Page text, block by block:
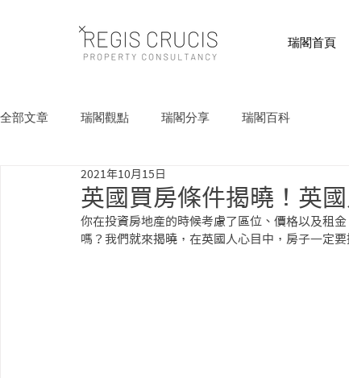
瑞閣首頁
全部文章 瑞閣觀點 瑞閣分享 瑞閣百科
英國買房條件揭曉！英
2021年10月15日
你在投資房地產的時候考慮了區位、價格以及租
嗎？我們就來揭曉，在英國人心目中，房子一定要